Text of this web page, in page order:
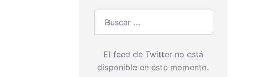
El feed de Twitter no está
disponible en este momento.